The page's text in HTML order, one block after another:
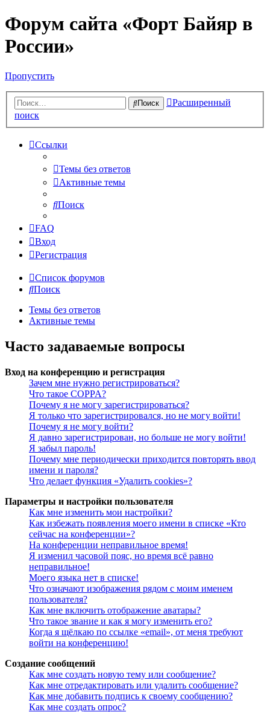
Форум сайта «Форт Байяр в
России»
Пропустить
Поиск
Расширенный
поиск
Ссылки
Темы без ответов
Активные темы
Поиск
FAQ
Вход
Регистрация
Список форумов
Поиск
Темы без ответов
Активные темы
Часто задаваемые вопросы
Вход на конференцию и регистрация
Зачем мне нужно регистрироваться?
Что такое COPPA?
Почему я не могу зарегистрироваться?
Я только что зарегистрировался, но не могу войти!
Почему я не могу войти?
Я давно зарегистрирован, но больше не могу войти!
Я забыл пароль!
Почему мне периодически приходится повторять ввод
имени и пароля?
Что делает функция «Удалить cookies»?
Параметры и настройки пользователя
Как мне изменить мои настройки?
Как избежать появления моего имени в списке «Кто
сейчас на конференции»?
На конференции неправильное время!
Я изменил часовой пояс, но время всё равно
неправильное!
Моего языка нет в списке!
Что означают изображения рядом с моим именем
пользователя?
Как мне включить отображение аватары?
Что такое звание и как я могу изменить его?
Когда я щёлкаю по ссылке «email», от меня требуют
войти на конференцию!
Создание сообщений
Как мне создать новую тему или сообщение?
Как мне отредактировать или удалить сообщение?
Как мне добавить подпись к своему сообщению?
Как мне создать опрос?